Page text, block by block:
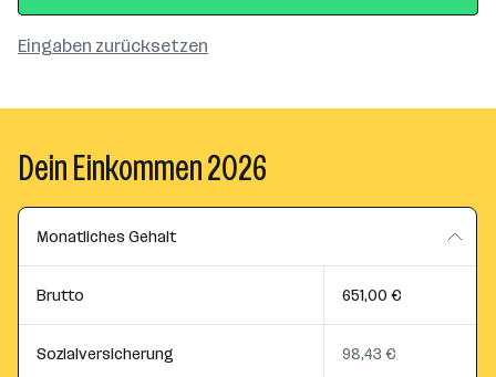
Eingaben zurücksetzen
Dein Einkommen 2026
Monatliches Gehalt
Brutto 651,00 €
Sozialversicherung 98,43 €